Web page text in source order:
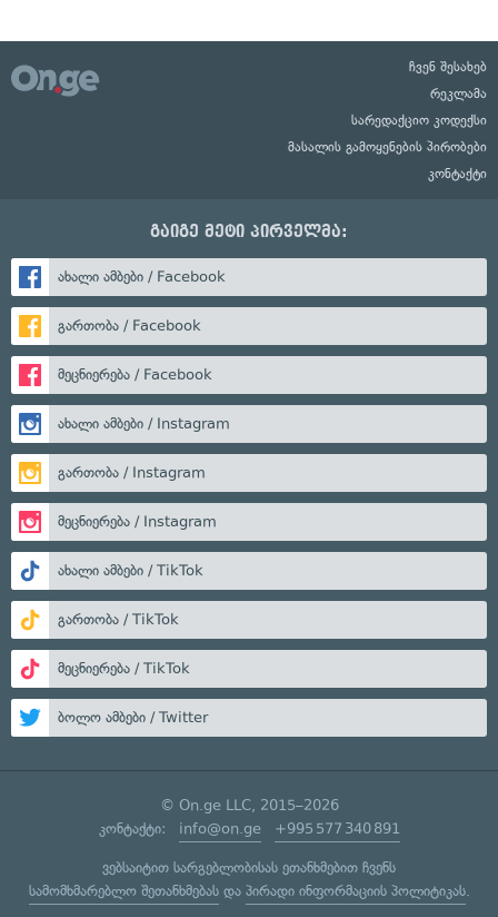
ჩვენ შესახებ
რეკლამა
სარედაქციო კოდექსი
მასალის გამოყენების პირობები
კონტაქტი
გაიგე მეტი პირველმა:
ახალი ამბები / Facebook
გართობა / Facebook
მეცნიერება / Facebook
ახალი ამბები / Instagram
გართობა / Instagram
მეცნიერება / Instagram
ახალი ამბები / TikTok
გართობა / TikTok
მეცნიერება / TikTok
ბოლო ამბები / Twitter
© On.ge LLC, 2015–2026
კონტაქტი: info@on.ge +995 577 340 891
ვებსაიტით სარგებლობისას ეთანხმებით ჩვენს
სამომხმარებლო შეთანხმებასდა პირადი ინფორმაციის პოლიტიკას.